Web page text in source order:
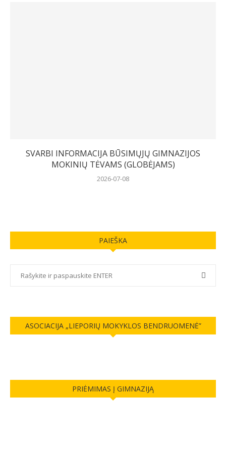
SVARBI INFORMACIJA BŪSIMŲJŲ GIMNAZIJOS
MOKINIŲ TĖVAMS (GLOBĖJAMS)
2026-07-08
PAIEŠKA
ASOCIACIJA „LIEPORIŲ MOKYKLOS BENDRUOMENĖ”
PRIĖMIMAS Į GIMNAZIJĄ